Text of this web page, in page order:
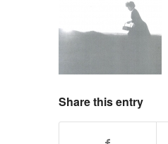
Share this entry